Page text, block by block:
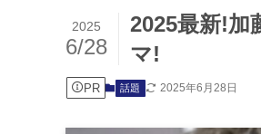
2025最新!加
マ!
2025
6/28
PR 話題 2025年6月28日